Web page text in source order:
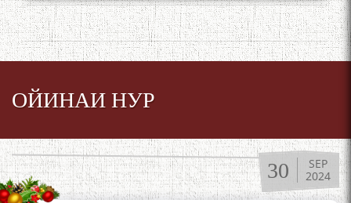
ОЙИНАИ НУР
30
SEP
2024